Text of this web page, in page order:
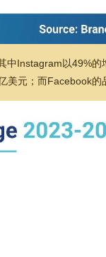
中Instagram以49%
美元；而Facebook